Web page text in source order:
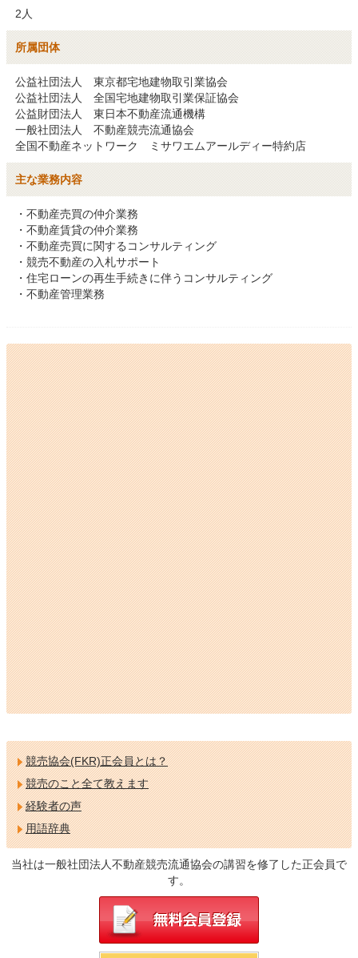
2人
所属団体
公益社団法人　東京都宅地建物取引業協会
公益社団法人　全国宅地建物取引業保証協会
公益財団法人　東日本不動産流通機構
一般社団法人　不動産競売流通協会
全国不動産ネットワーク　ミサワエムアールディー特約店
主な業務内容
・不動産売買の仲介業務
・不動産賃貸の仲介業務
・不動産売買に関するコンサルティング
・競売不動産の入札サポート
・住宅ローンの再生手続きに伴うコンサルティング
・不動産管理業務
競売協会(FKR)正会員とは？
競売のこと全て教えます
経験者の声
用語辞典
当社は一般社団法人不動産競売流通協会の講習を修了した正会員で
す。